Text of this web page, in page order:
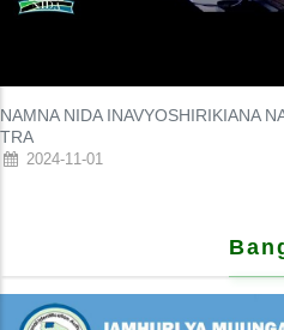
NAMNA NIDA INAVYOSHIRIKIANA
TRA
2024-11-01